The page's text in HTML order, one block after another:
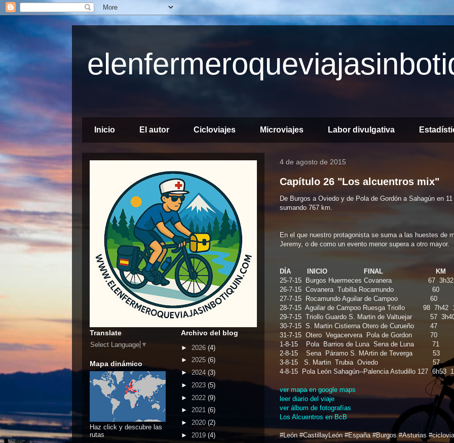
Inicio El autor Cicloviajes Microviajes Labor divulgativa
4 de agosto de 2015
Capítulo 26 "Los alcuentros mix"
De Burgos a Oviedo y de Pola de Gordón a Sahagún en 11
sumando 767 km.
En el que nuestro protagonista se suma a las huestes de
Jeremy, o de como un evento menor supera a otro mayor.
DÍA INICIO FINAL KM
25-7-15 Burgos Huermeces Covanera 67 3h32
26-7-15 Covanera Tubilla Rocamundo 60
27-7-15 Rocamundo Aguilar de Campoo 60
28-7-15 Aguilar de Campoo Ruesga Triollo 98 7h42
29-7-15 Triollo Guardo S. Martin de Valtuejar 57
30-7-15 S. Martin Cistierna Otero de Curueño 47
31-7-15 Otero Vegacervera Pola de Gordon 70
1-8-15 Pola Barrios de Luna Sena de Luna 71
2-8-15 Sena Páramo S. MArtin de Teverga 53
3-8-15 S. Martin Trubia Oviedo 57
4-8-15 Pola León Sahagún--Palencia Astudillo 127 6h53
ver mapa en google maps
leer diario del viaje
ver álbum de fotografías
Los Alcuentros en BcB
#León #CastillayLeón #España #Burgos #Asturias
Translate
Select Language ▼
Mapa dinámico
Haz click y descubre las
rutas
Archivo del blog
► 2026 (4)
► 2025 (6)
►2024 (3)
► 2023 (5)
► 2022 (9)
► 2021 (6)
► 2020 (2)
► 2019 (4)